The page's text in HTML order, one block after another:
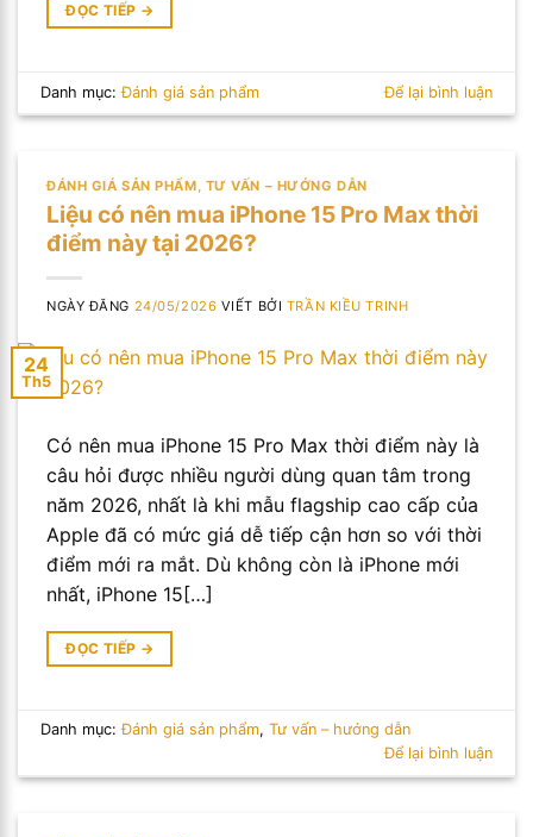
ĐỌC TIẾP →
Danh mục:Đánh giá sản phẩm Để lại bình luận
ĐÁNH GIÁ SẢN PHẨM, TƯ VẤN – HƯỚNG DẪN
Liệu có nên mua iPhone 15 Pro Max thời
điểm này tại 2026?
NGÀY ĐĂNG 24/05/2026 VIẾT BỞI TRẦN KIỀU TRINH
24
Th5
Có nên mua iPhone 15 Pro Max thời điểm này là
câu hỏi được nhiều người dùng quan tâm trong
năm 2026, nhất là khi mẫu flagship cao cấp của
Apple đã có mức giá dễ tiếp cận hơn so với thời
điểm mới ra mắt. Dù không còn là iPhone mới
nhất, iPhone 15[…]
ĐỌC TIẾP →
Danh mục:Đánh giá sản phẩm,Tư vấn – hướng dẫn
Để lại bình luận